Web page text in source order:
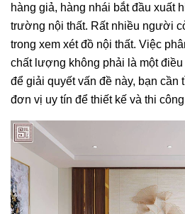
hàng giả, hàng nhái bắt đầu xuất
trường nội thất. Rất nhiều người
trong xem xét đồ nội thất. Việc
chất lượng không phải là một
để giải quyết vấn đề này, bạn cần
đơn vị uy tín để thiết kế và thi